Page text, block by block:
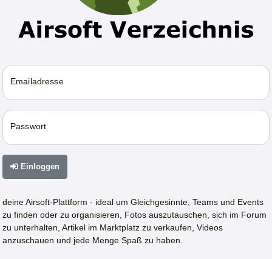
Emailadresse
Passwort
Einloggen
deine Airsoft-Plattform - ideal um Gleichgesinnte, Teams und Events
zu finden oder zu organisieren, Fotos auszutauschen, sich im Forum
zu unterhalten, Artikel im Marktplatz zu verkaufen, Videos
anzuschauen und jede Menge Spaß zu haben.